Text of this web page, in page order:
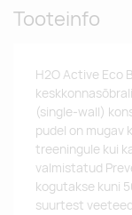
Tooteinfo
H2O Active Eco
(single-wall)
pudel on mugav
treeningule kui
valmistatud
kogutakse kuni
suurtest